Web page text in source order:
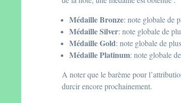
Médaille Bronze: note globale de
Médaille Silver: note globale de
Médaille Gold: note globale de
Médaille Platinum: note globale
A noter que le barème pour
durcir encore prochainement.